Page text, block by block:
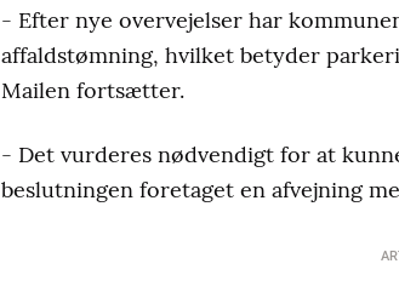
- Efter nye overvejelser har
affaldstømning, hvilket betyder
Mailen fortsætter.
- Det vurderes nødvendigt for at
beslutningen foretaget en afvejning